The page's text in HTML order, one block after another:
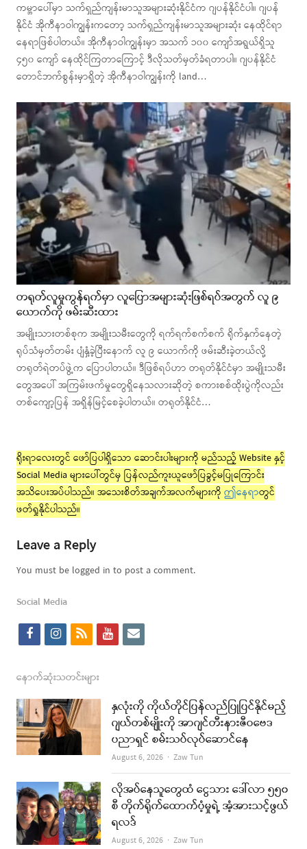
ကမ္ဘာပေါ်မှာ သက်ရှည်ကျန်းမာသူအများဆုံးနိုင်ငံက ဂျပန်နိုင်ငံပါ။ ဂျပန်
နိုင်ငံ အိုကီနာဝါကျွန်းကတော့ သက်ရှည်ကျန်းမာသူအများဆုံး နေထိုင်ရာ
နေရာဖြစ်ပါတယ်။ အိုကီနာဝါကျွန်းမှာ အသက် ၁၀၀ ကျော်အရွယ်ရှိသူ
၄၅၀ ကျော် နေထိုင်ကြတာကြောင့် ဒီလိုသတ်မှတ်ခံရတာပါ။ ဂျပန်နိုင်ငံ
တောင်ဘက်စွန်းမှာရှိတဲ့ အိုကီနာဝါကျွန်းကို land…
တရုတ်လူမှုကွန်ရက်မှာ လူပြောအများဆုံးဖြစ်ရပ်အတွက် လူ ၉
ယောက်ကို ဖမ်းဆီးထား
အမျိုးသားတစ်စုက အမျိုးသမီးတွေကို ရက်ရက်စက်စက် ရိုက်နှက်နေတဲ့
ရုပ်သံမှတ်တမ်း ပျံနှံ့ခဲ့ပြီးနောက် လူ ၉ ယောက်ကို ဖမ်းဆီးခဲ့တယ်လို့
တရုတ်ရဲတပ်ဖွဲ့က ပြောပါတယ်။ ဒီဖြစ်ရပ်ဟာ တရုတ်နိုင်ငံမှာ အမျိုးသမီး
တွေအပေါ် အကြမ်းဖက်မှုတွေရှိနေသလားဆိုတဲ့ စကားစစ်ထိုးပွဲကိုလည်း
တစ်ကျော့ပြန် အရှိန်မြင့်စေခဲ့ပါတယ်။ တရုတ်နိုင်ငံ…
ရိုးရာလေးတွင် ဖော်ပြပါရှိသော ဆောင်းပါးများကို မည်သည့် Website နှင့်
Social Media များပေါ်တွင်မှ ပြန်လည်ကူးယူဖော်ပြခွင့်မပြုကြောင်း
အသိပေးအပ်ပါသည်။ အသေးစိတ်အချက်အလက်များကို ဤနေရာတွင်
ဖတ်ရှုနိုင်ပါသည်။
Leave a Reply
You must be logged in to post a comment.
Social Media
f
c
e
b
o
k
i
s
t
a
g
a
m
r
s
y
t
u
b
e
e
i
l
နောက်ဆုံးသတင်းများ
နှလုံးကို ကိုယ်တိုင်ပြန်လည်ပြုပြင်နိုင်မည့်
ဂျယ်တစ်မျိုးကို အာဂျင်တီးနားဇီဝဗေဒ
ပညာရှင် စမ်းသပ်လုပ်ဆောင်နေ
August 6, 2026 Author
Zaw Tun
လိုအပ်နေသူတွေထံ ငွေသား ဒေါ်လာ ၅၅၀
စီ တိုက်ရိုက်ထောက်ပံ့မှုရဲ့ အံ့အားသင့်ဖွယ်
ရလဒ်
August 6, 2026 Author
Zaw Tun